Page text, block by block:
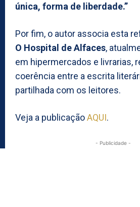
única, forma de liberdade.”
Por fim, o autor associa esta
O Hospital de Alfaces,
em hipermercados e livrarias,
coerência entre a escrita
partilhada com os leitores.
Veja a publicaçãoAQUI.
- Publicidade -